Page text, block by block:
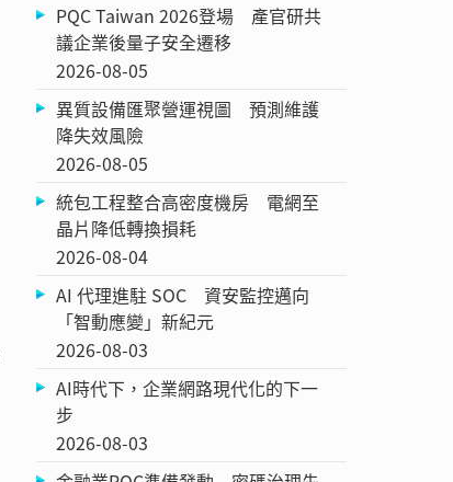
PQC Taiwan 2026登場 產官研共
議企業後量子安全遷移
2026-08-05
異質設備匯聚營運視圖 預測維護
降失效風險
2026-08-05
統包工程整合高密度機房 電網至
晶片降低轉換損耗
2026-08-04
AI 代理進駐 SOC 資安監控邁向
「智動應變」新紀元
2026-08-03
AI時代下，企業網路現代化的下一
步
2026-08-03